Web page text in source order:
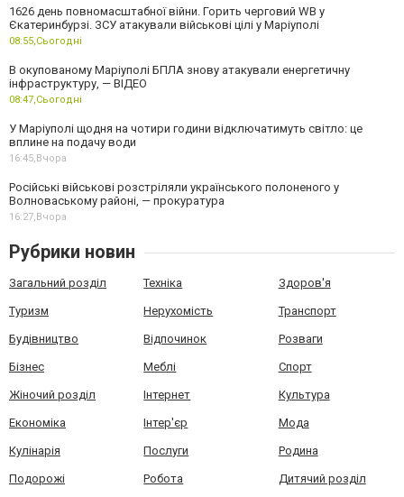
1626 день повномасштабної війни. Горить черговий WB у
Єкатеринбурзі. ЗСУ атакували військові цілі у Маріуполі
08:55,Сьогодні
В окупованому Маріуполі БПЛА знову атакували енергетичну
інфраструктуру, — ВІДЕО
08:47,Сьогодні
У Маріуполі щодня на чотири години відключатимуть світло: це
вплине на подачу води
16:45,Вчора
Російські військові розстріляли українського полоненого у
Волноваському районі, — прокуратура
16:27,Вчора
Рубрики новин
Загальний розділ Техніка Здоров'я
Туризм Нерухомість Транспорт
Будівництво Відпочинок Розваги
Бізнес Меблі Спорт
Жіночий розділ Інтернет Культура
Економіка Інтер'єр Мода
Кулінарія Послуги Родина
Подорожі Робота Дитячий розділ